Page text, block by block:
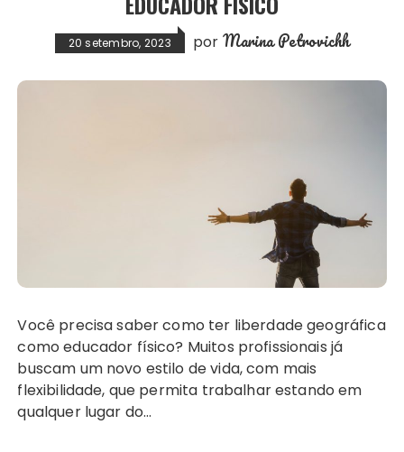
20 setembro, 2023 por Marina Petrovichh
Você precisa saber como ter liberdade geográfica
como educador físico? Muitos profissionais já
buscam um novo estilo de vida, com mais
flexibilidade, que permita trabalhar estando em
qualquer lugar do…